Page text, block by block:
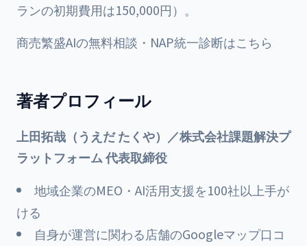
ランの初期費用は150,000円）。
商売繁盛AIの無料相談・NAP統一診断はこちら
著者プロフィール
上田拓哉（うえだ たくや）／株式会社課題解決プ
ラットフォーム 代表取締役
地域企業のMEO・AI活用支援を100社以上手が
ける
自身が運営に関わる店舗のGoogleマップ口コ